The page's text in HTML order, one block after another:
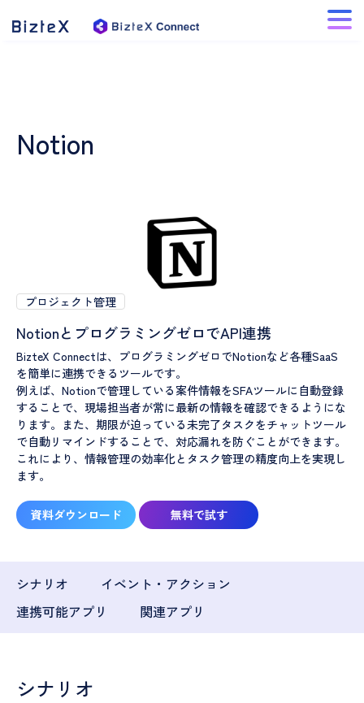
Notion
プロジェクト管理
NotionとプログラミングゼロでAPI連携
BizteX Connectは、プログラミングゼロでNotionなど各種SaaS
を簡単に連携できるツールです。
例えば、Notionで管理している案件情報をSFAツールに自動登録
することで、現場担当者が常に最新の情報を確認できるようにな
ります。また、期限が迫っている未完了タスクをチャットツール
で自動リマインドすることで、対応漏れを防ぐことができます。
これにより、情報管理の効率化とタスク管理の精度向上を実現し
ます。
資料ダウンロード 無料で試す
シナリオ
イベント・アクション
連携可能アプリ
関連アプリ
シナリオ